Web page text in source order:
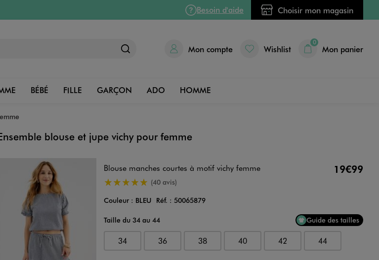
Besoin d'aide Choisir mon magasin
Mon compte Wishlist
0
Mon panier
BÉBÉ FILLE GARÇON ADO HOMME
blouse et jupe vichy pour femme
Blouse manches courtes à motif vichy femme 19€99
4.5/5 de moyenne
(40 avis)
Couleur : BLEU Réf. : 50065879
Taille du 34 au 44 Guide des tailles
34 36 38 40 42 44